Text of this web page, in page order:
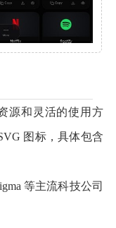
源和灵活的使用方
图标，具体包含
等主流科技公司